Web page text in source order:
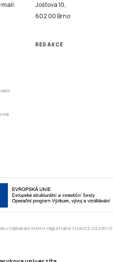
mail:
Joštova 10,
602 00 Brno
REDAKCE
vzdělávání SIMU+ registrační číslo